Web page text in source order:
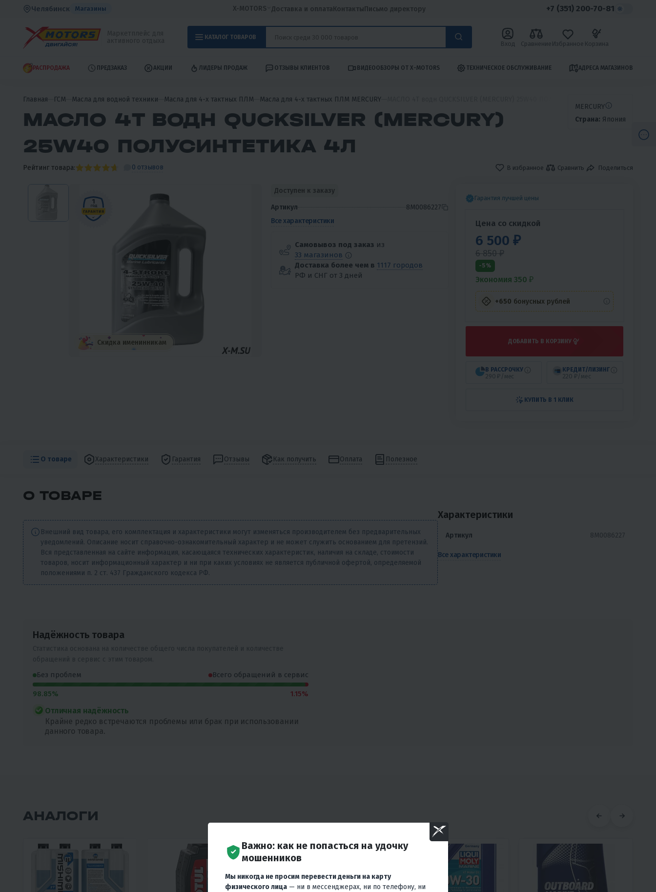
Челябинск Магазины X-MOTORS Доставка и оплатаКонтактыПисьмо директору +7 (351) 200-70-81
КАТАЛОГ ТОВАРОВ
Вход Сравнение Избранное Корзина
РАСПРОДАЖА ПРЕДЗАКАЗ АКЦИИ ЛИДЕРЫ ПРОДАЖ ОТЗЫВЫ КЛИЕНТОВ ВИДЕООБЗОРЫ ОТ X-MOTORS ТЕХНИЧЕСКОЕ ОБСЛУЖИВАНИЕ АДРЕСА МАГАЗИНОВ
Главная ГСМ Масла для водной техники Масла для 4-х тактных ПЛМ Масла для 4-х тактных ПЛМ MERCURY
МАСЛО 4T ВОДН QUCKSILVER (MERCURY)
25W40 ПОЛУСИНТЕТИКА 4Л
MERCURY
Страна: Япония
Рейтинг товара: 0 отзывов В избранное Сравнить Поделиться
Скидка именинникам
Доступен к заказу
Артикул
8M0086227
Все характеристики
Самовывоз под заказ из
33 магазинов
Доставка более чем в 1117 городов
РФ и СНГ от 3 дней
Гарантия лучшей цены
Цена со скидкой
6 500 ₽
6 850 ₽
-5%
Экономия 350 ₽
+650 бонусных рублей
ДОБАВИТЬ В КОРЗИНУ
В РАССРОЧКУ
290 ₽/мес
КРЕДИТ/ЛИЗИНГ
220 ₽/мес
КУПИТЬ В 1 КЛИК
О товаре Характеристики Гарантия Отзывы Как получить Оплата Полезное
О ТОВАРЕ
Внешний вид товара, его комплектация и характеристики могут изменяться производителем без предварительных
уведомлений. Описание носит справочно-ознакомительный характер и не может служить основанием для претензий.
Вся представленная на сайте информация, касающаяся технических характеристик, наличия на складе, стоимости
товаров, носит информационный характер и ни при каких условиях не является публичной офертой, определяемой
положениями п. 2 ст. 437 Гражданского кодекса РФ.
Характеристики
Артикул 8M0086227
Все характеристики
Надёжность товара
Без проблем Всего обращений в сервис
98.85% 1.15%
Отличная надёжность
Крайне редко встречаются проблемы или брак при использовании
данного товара.
АНАЛОГИ
Важно: как не попасться на удочку
мошенников
Мы никогда не просим перевести деньги на карту
физического лица — ни в мессенджерах, ни по телефону, ни